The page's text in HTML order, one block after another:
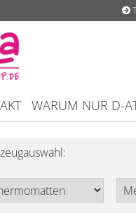
WARUM NUR D-